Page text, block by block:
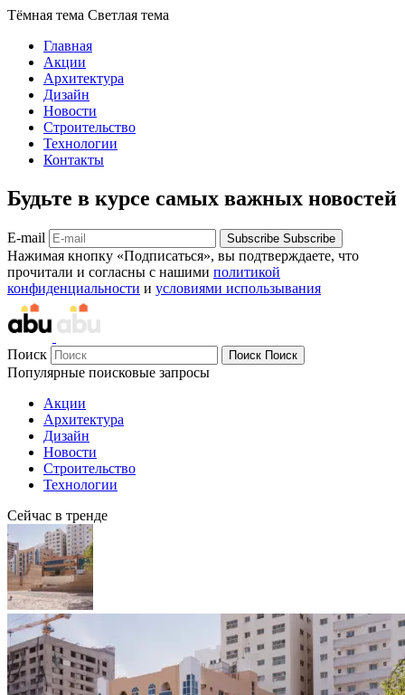
Тёмная тема Светлая тема
Главная
Акции
Архитектура
Дизайн
Новости
Строительство
Технологии
Контакты
Будьте в курсе самых важных новостей
E-mail Subscribe Subscribe
Нажимая кнопку «Подписаться», вы подтверждаете, что
прочитали и согласны с нашими политикой
конфиденциальности и условиями использывания
Поиск Поиск Поиск
Популярные поисковые запросы
Акции
Архитектура
Дизайн
Новости
Строительство
Технологии
Сейчас в тренде